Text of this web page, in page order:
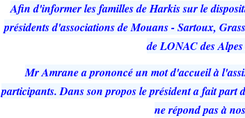
Afin d'informer les familles de Harkis sur le
présidents d'associations de Mouans - Sartoux,
de LONAC des
Mr Amrane a prononcé un mot d'accueil à
participants. Dans son propos le président a fait part
ne répond pas à